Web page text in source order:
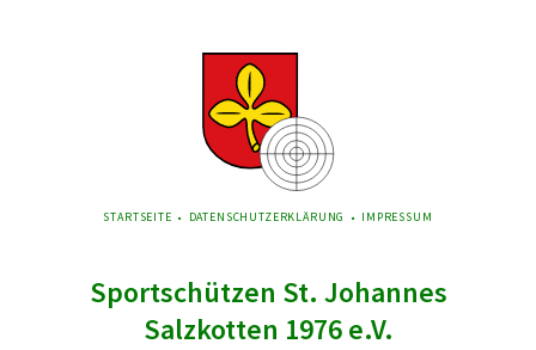
NAVIGATION
STARTSEITE DATENSCHUTZERKLÄRUNG IMPRESSUM
Sportschützen St. Johannes
Salzkotten 1976 e.V.